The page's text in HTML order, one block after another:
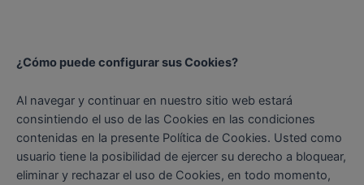
¿Cómo puede configurar sus Cookies?
Al navegar y continuar en nuestro sitio web estará
consintiendo el uso de las Cookies en las condiciones
contenidas en la presente Política de Cookies. Usted como
usuario tiene la posibilidad de ejercer su derecho a bloquear,
eliminar y rechazar el uso de Cookies, en todo momento,